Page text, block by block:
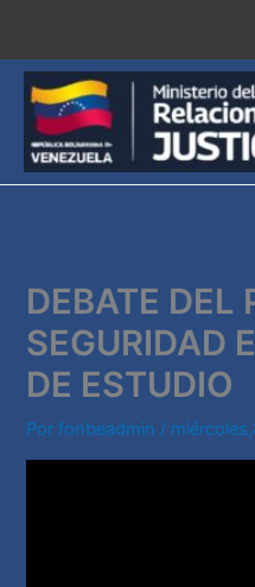
contenido
DEBATE DEL
SEGURIDAD
DE ESTUDIO
Porfonbeadmin /